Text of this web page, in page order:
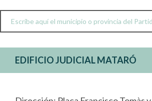
EDIFICIO JUDICIAL MATARÓ